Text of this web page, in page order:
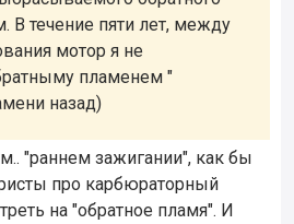
В течение пяти лет, между
мотор я не
пламенем "
назад)
"раннем зажигании", как бы
про карбюраторный
на "обратное пламя". И